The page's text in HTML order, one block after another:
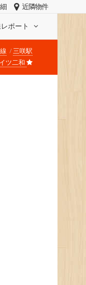
ポート
近隣物件
三咲駅
ツ二和